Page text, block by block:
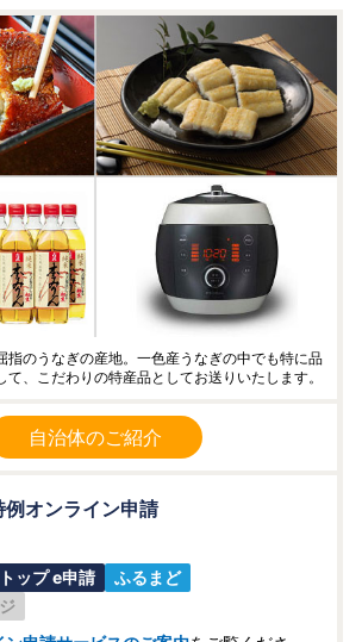
指のうなぎの産地。一色産うなぎの中でも特に品
、こだわりの特産品としてお送りいたします。
自治体のご紹介
例オンライン申請
ップ e申請
ふるまど